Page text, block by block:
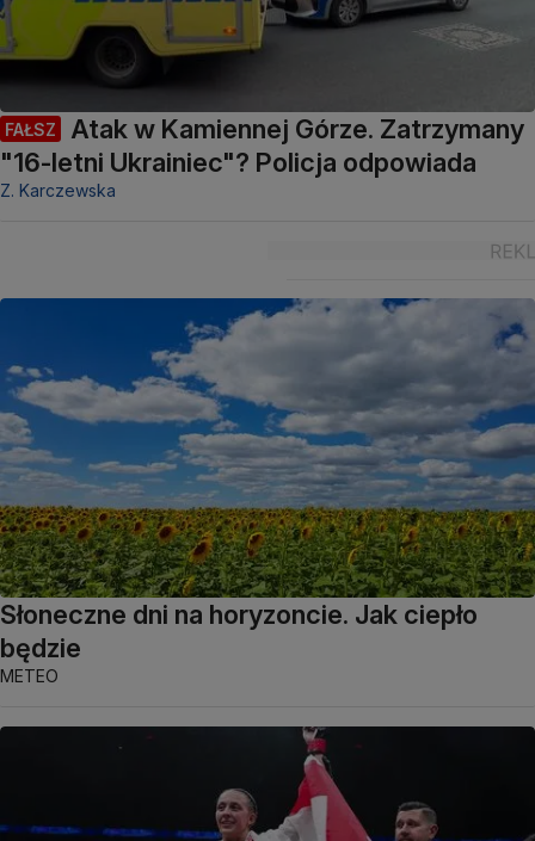
FAŁSZ
Atak w Kamiennej Górze. Zatrzymany
"16-letni Ukrainiec"? Policja odpowiada
Z. Karczewska
Słoneczne dni na horyzoncie. Jak ciepło
będzie
METEO